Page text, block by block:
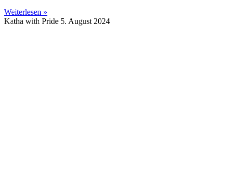
Weiterlesen »
Katha with Pride 5. August 2024